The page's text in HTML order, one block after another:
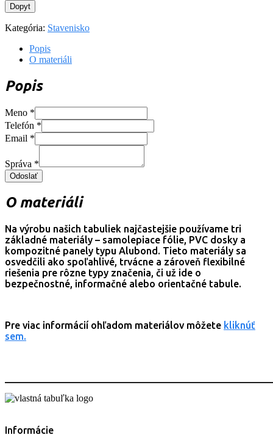
Dopyt
Kategória: Stavenisko
Popis
O materiáli
Popis
Meno *
Telefón *
Email *
Správa *
Odoslať
O materiáli
Na výrobu našich tabuliek najčastejšie používame tri
základné materiály – samolepiace fólie, PVC dosky a
kompozitné panely typu Alubond. Tieto materiály sa
osvedčili ako spoľahlivé, trvácne a zároveň flexibilné
riešenia pre rôzne typy značenia, či už ide o
bezpečnostné, informačné alebo orientačné tabule.
Pre viac informácií ohľadom materiálov môžete kliknúť
sem.
Informácie